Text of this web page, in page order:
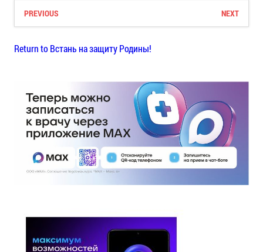
PREVIOUS NEXT
Return to Встань на защиту Родины!